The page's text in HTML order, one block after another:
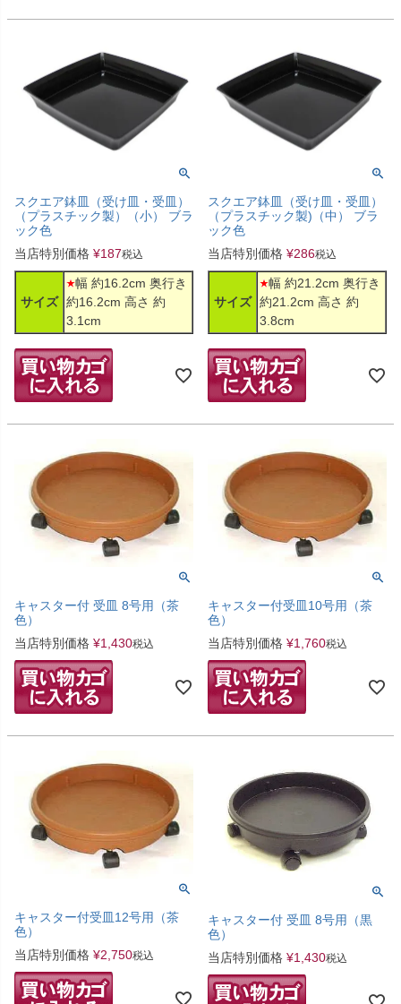
スクエア鉢皿（受け皿・受皿）
（プラスチック製）（小） ブラ
ック色
当店特別価格 ¥187税込
サイズ
幅 約16.2cm 奥行き
約16.2cm 高さ 約
3.1cm
スクエア鉢皿（受け皿・受皿）
（プラスチック製)（中） ブラ
ック色
当店特別価格 ¥286税込
サイズ
幅 約21.2cm 奥行き
約21.2cm 高さ 約
3.8cm
キャスター付 受皿 8号用（茶
色）
当店特別価格 ¥1,430税込
キャスター付受皿10号用（茶
色）
当店特別価格 ¥1,760税込
キャスター付受皿12号用（茶
色）
当店特別価格 ¥2,750税込
キャスター付 受皿 8号用（黒
色）
当店特別価格 ¥1,430税込